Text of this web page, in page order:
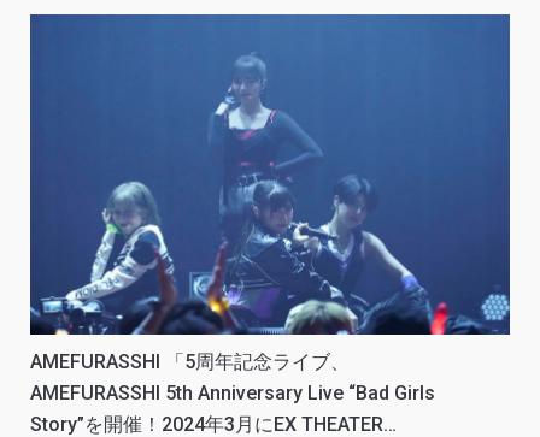
AMEFURASSHI 「5周年記念ライブ、
AMEFURASSHI 5th Anniversary Live “Bad Girls
Story”を開催！2024年3月にEX THEATER